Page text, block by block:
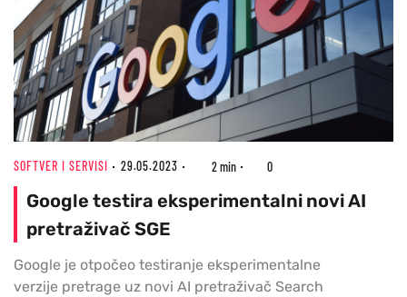
SOFTVER I SERVISI 29.05.2023 2 min 0
Google testira eksperimentalni novi AI
pretraživač SGE
Google je otpočeo testiranje eksperimentalne
verzije pretrage uz novi AI pretraživač Search